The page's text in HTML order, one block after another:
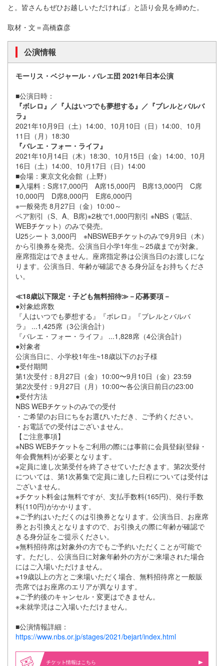
と。皆さんもぜひお越しいただければ」と語り会見を締めた。
取材・文＝高橋森彦
公演情報
モーリス・ベジャール・バレエ団 2021年日本公演
■公演日時：
『ボレロ』／『人はいつでも夢想する』／『ブレルとバルバ
ラ』
2021年10月9日（土）14:00、10月10日（日）14:00、10月
11日（月）18:30
『バレエ・フォー・ライフ』
2021年10月14日（木）18:30、10月15日（金）14:00、10月
16日（土）14:00、10月17日（日）14:00
■会場：東京文化会館（上野）
■入場料：S席17,000円 A席15,000円 B席13,000円 C席
10,000円 D席8,000円 E席6,000円
※一般発売 8月27日（金）10:00～
ペア割引（S、A、B席)※2枚で1,000円割引 ※NBS（電話、
WEB
）のみで発売。
U25シート 3,000円 ※NBSWEB
のみで9月9日（木）
から引換券を発売。公演当日小学1年生～25歳までが対象。
座席指定はできません。座席指定券は公演当日のお渡しにな
ります。公演当日、年齢が確認できる身分証をお持ちくださ
い。
≪18歳以下限定・子ども無料招待≫－応募要項－
●対象総席数
『人はいつでも夢想する』『ボレロ』『ブレルとバルバ
ラ』 ...1,425席（3公演合計）
『バレエ・フォー・ライフ』 ...1,828席（4公演合計）
●対象者
公演当日に、小学校1年生~18歳以下のお子様
●受付期間
第1次受付：8月27日（金）10:00〜9月10日（金）23:59
第2次受付：9月27日（月）10:00〜各公演日前日の23:00
●受付方法
NBS WEB
のみでの受付
・ご希望のお日にちをお選びいただき、ご予約ください。
・お電話での受付はございません。
【ご注意事項】
※NBS WEB
をご利用の際には事前に会員登録(登録・
年会費無料)が必要となります。
※定員に達し次第受付を終了させていただきます。第2次受付
については、第1次募集で定員に達した日程については受付は
ございません。
※
料金は無料ですが、支払手数料(165円)、発行手数
料(110円)がかかります。
※ご予約はいただくのは引換券となります。公演当日、お座席
券とお引換えとなりますので、お引換えの際に年齢が確認で
きる身分証をご提示ください。
※無料招待席は対象外の方でもご予約いただくことが可能で
す。ただし、公演当日に対象年齢外の方がご来場された場合
にはご入場いただけません。
※19歳以上の方とご来場いただく場合、無料招待席と一般販
売席ではお座席のエリアが異なります。
※ご予約後のキャンセル・変更はできません。
※未就学児はご入場いただけません。
■公演情報詳細：
https://www.nbs.or.jp/stages/2021/bejart/index.html
情報はこちら